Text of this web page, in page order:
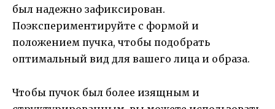
был надежно зафиксирован.
Поэкспериментируйте с формой и
положением пучка, чтобы подобрать
оптимальный вид для вашего лица и образа.
Чтобы пучок был более изящным и